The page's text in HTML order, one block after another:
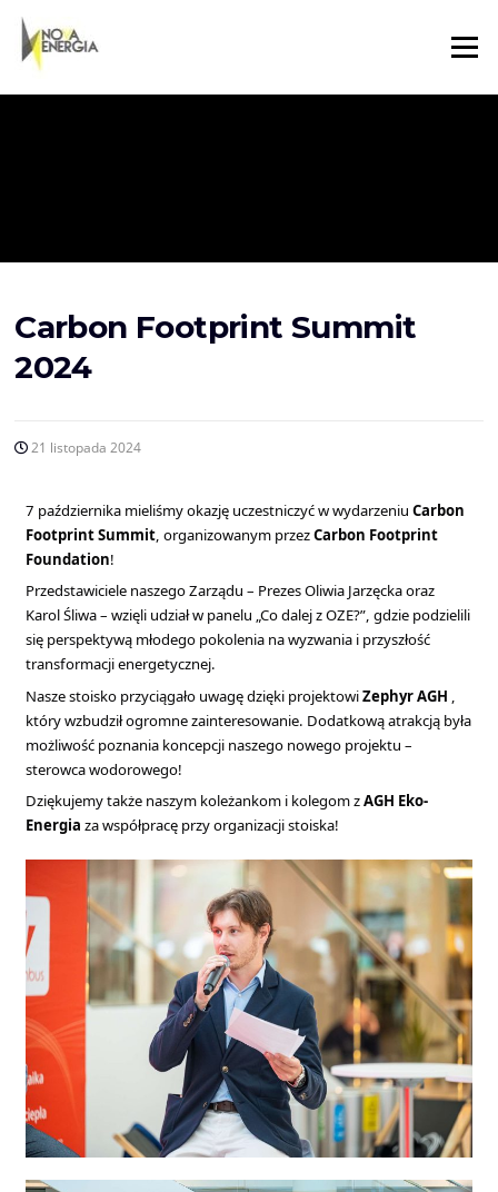
Menu
Carbon Footprint Summit
2024
21 listopada 2024
7 października mieliśmy okazję uczestniczyć w wydarzeniuCarbon
Footprint Summit , organizowanym przezCarbon Footprint
Foundation!
Przedstawiciele naszego Zarządu – Prezes Oliwia Jarzęcka oraz
Karol Śliwa – wzięli udział w panelu „Co dalej z OZE?”, gdzie podzielili
się perspektywą młodego pokolenia na wyzwania i przyszłość
transformacji energetycznej.
Nasze stoisko przyciągało uwagę dzięki projektowiZephyr AGH ,
który wzbudził ogromne zainteresowanie. Dodatkową atrakcją była
możliwość poznania koncepcji naszego nowego projektu –
sterowca wodorowego!
Dziękujemy także naszym koleżankom i kolegom zAGH Eko-
Energia za współpracę przy organizacji stoiska!